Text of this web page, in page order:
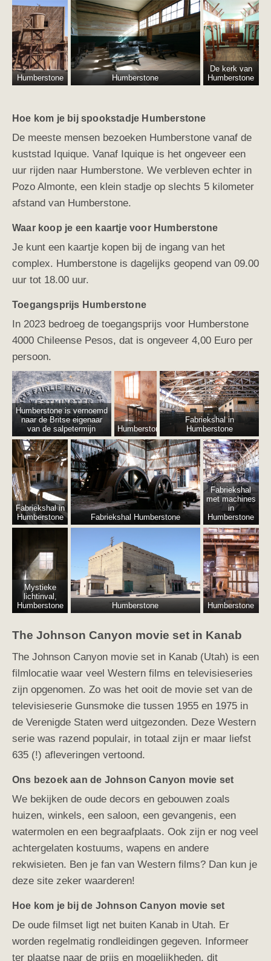
Humberstone Humberstone
De kerk van
Humberstone
Hoe kom je bij spookstadje Humberstone
De meeste mensen bezoeken Humberstone vanaf de
kuststad Iquique. Vanaf Iquique is het ongeveer een
uur rijden naar Humberstone. We verbleven echter in
Pozo Almonte, een klein stadje op slechts 5 kilometer
afstand van Humberstone.
Waar koop je een kaartje voor Humberstone
Je kunt een kaartje kopen bij de ingang van het
complex. Humberstone is dagelijks geopend van 09.00
uur tot 18.00 uur.
Toegangsprijs Humberstone
In 2023 bedroeg de toegangsprijs voor Humberstone
4000 Chileense Pesos, dat is ongeveer 4,00 Euro per
persoon.
Humberstone is vernoemd
naar de Britse eigenaar
van de salpetermijn
Humberstone
Fabriekshal in
Humberstone
Fabriekshal in
Humberstone
Fabriekshal Humberstone
Fabriekshal
met machines
in
Humberstone
Mystieke
lichtinval,
Humberstone
Humberstone Humberstone
The Johnson Canyon movie set in Kanab
The Johnson Canyon movie set in Kanab (Utah) is een
filmlocatie waar veel Western films en televisieseries
zijn opgenomen. Zo was het ooit de movie set van de
televisieserie Gunsmoke die tussen 1955 en 1975 in
de Verenigde Staten werd uitgezonden. Deze Western
serie was razend populair, in totaal zijn er maar liefst
635 (!) afleveringen vertoond.
Ons bezoek aan de Johnson Canyon movie set
We bekijken de oude decors en gebouwen zoals
huizen, winkels, een saloon, een gevangenis, een
watermolen en een begraafplaats. Ook zijn er nog veel
achtergelaten kostuums, wapens en andere
rekwisieten. Ben je fan van Western films? Dan kun je
deze site zeker waarderen!
Hoe kom je bij de Johnson Canyon movie set
De oude filmset ligt net buiten Kanab in Utah. Er
worden regelmatig rondleidingen gegeven. Informeer
ter plaatse naar de prijs en mogelijkheden, dit